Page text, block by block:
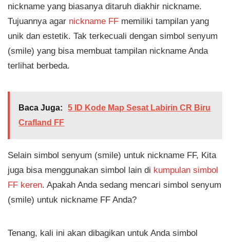
nickname yang biasanya ditaruh diakhir nickname.
Tujuannya agar nickname FF memiliki tampilan yang
unik dan estetik. Tak terkecuali dengan simbol senyum
(smile) yang bisa membuat tampilan nickname Anda
terlihat berbeda.
Baca Juga:
5 ID Kode Map Sesat Labirin CR Biru
Crafland FF
Selain simbol senyum (smile) untuk nickname FF, Kita
juga bisa menggunakan simbol lain di kumpulan simbol
FF keren. Apakah Anda sedang mencari simbol senyum
(smile) untuk nickname FF Anda?
Tenang, kali ini akan dibagikan untuk Anda simbol